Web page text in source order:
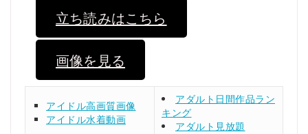
立ち読みはこちら
画像を見る
アイドル高画質画像
アイドル水着動画
アダルト日間作品ラン
キング
アダルト見放題